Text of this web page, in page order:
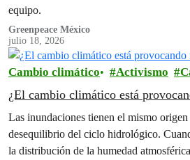
equipo.
Greenpeace México
julio 18, 2026
Cambio climático Activismo
¿El cambio climático está
Las inundaciones tienen el mismo origen
desequilibrio del ciclo hidrológico.
la distribución de la humedad